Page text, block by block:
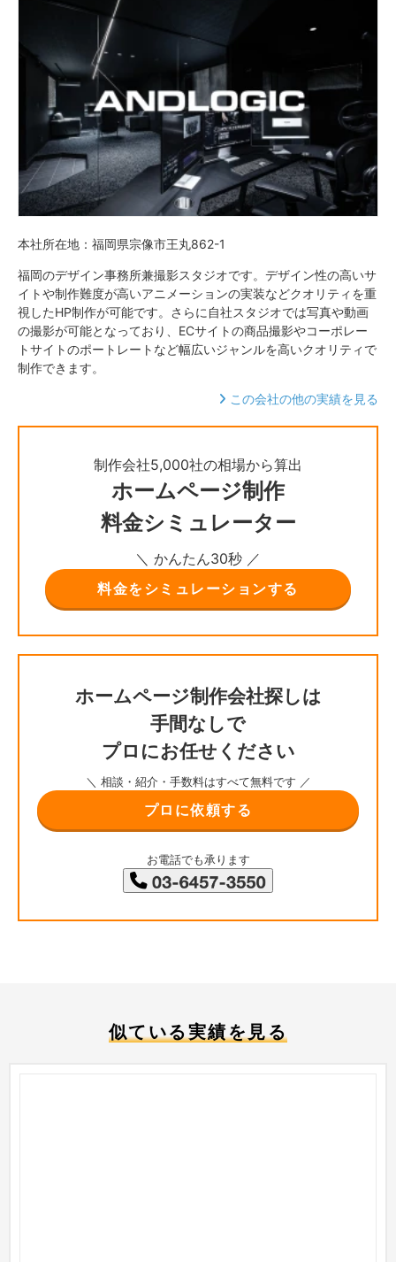
本社所在地：福岡県宗像市王丸862-1
福岡のデザイン事務所兼撮影スタジオです。デザイン性の高いサ
イトや制作難度が高いアニメーションの実装などクオリティを重
視したHP制作が可能です。さらに自社スタジオでは写真や動画
の撮影が可能となっており、ECサイトの商品撮影やコーポレー
トサイトのポートレートなど幅広いジャンルを高いクオリティで
制作できます。
この会社の他の実績を見る
制作会社5,000社の相場から算出
ホームページ制作
料金シミュレーター
＼ かんたん30秒 ／
料金をシミュレーションする
ホームページ制作会社探しは
手間なしで
プロにお任せください
＼ 相談・紹介・手数料はすべて無料です ／
プロに依頼する
お電話でも承ります
似ている実績を見る